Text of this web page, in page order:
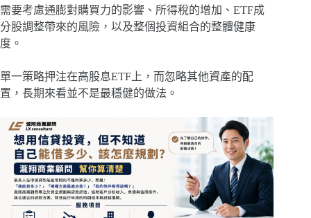
需要考慮通膨對購買力的影響、所得稅的增加、ETF成
分股調整帶來的風險，以及整個投資組合的整體健康
度。
單一策略押注在高股息ETF上，而忽略其他資產的配
置，長期來看並不是最穩健的做法。